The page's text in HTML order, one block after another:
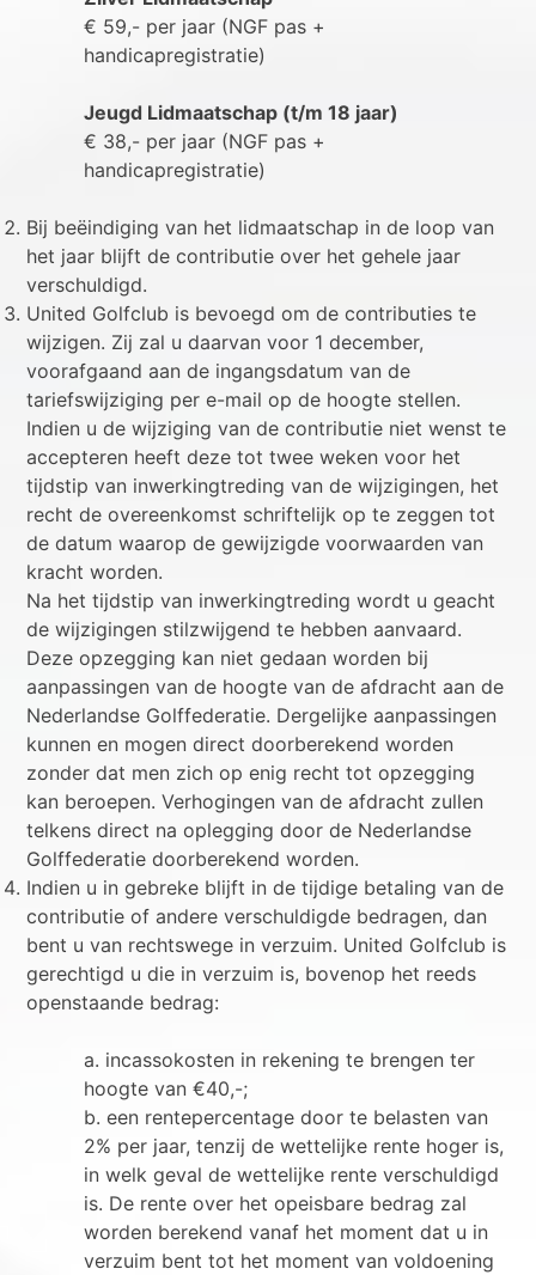
€ 59,- per jaar (NGF pas +
handicapregistratie)
Jeugd Lidmaatschap (t/m 18 jaar)
€ 38,- per jaar (NGF pas +
handicapregistratie)
Bij beëindiging van het lidmaatschap in de loop van
het jaar blijft de contributie over het gehele jaar
verschuldigd.
United Golfclub is bevoegd om de contributies te
wijzigen. Zij zal u daarvan voor 1 december,
voorafgaand aan de ingangsdatum van de
tariefswijziging per e-mail op de hoogte stellen.
Indien u de wijziging van de contributie niet wenst te
accepteren heeft deze tot twee weken voor het
tijdstip van inwerkingtreding van de wijzigingen, het
recht de overeenkomst schriftelijk op te zeggen tot
de datum waarop de gewijzigde voorwaarden van
kracht worden.
Na het tijdstip van inwerkingtreding wordt u geacht
de wijzigingen stilzwijgend te hebben aanvaard.
Deze opzegging kan niet gedaan worden bij
aanpassingen van de hoogte van de afdracht aan de
Nederlandse Golffederatie. Dergelijke aanpassingen
kunnen en mogen direct doorberekend worden
zonder dat men zich op enig recht tot opzegging
kan beroepen. Verhogingen van de afdracht zullen
telkens direct na oplegging door de Nederlandse
Golffederatie doorberekend worden.
Indien u in gebreke blijft in de tijdige betaling van de
contributie of andere verschuldigde bedragen, dan
bent u van rechtswege in verzuim. United Golfclub is
gerechtigd u die in verzuim is, bovenop het reeds
openstaande bedrag:
a. incassokosten in rekening te brengen ter
hoogte van €40,-;
b. een rentepercentage door te belasten van
2% per jaar, tenzij de wettelijke rente hoger is,
in welk geval de wettelijke rente verschuldigd
is. De rente over het opeisbare bedrag zal
worden berekend vanaf het moment dat u in
verzuim bent tot het moment van voldoening